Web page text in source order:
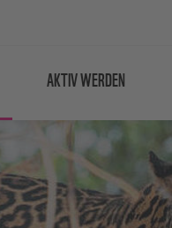
AKTIV WERDEN